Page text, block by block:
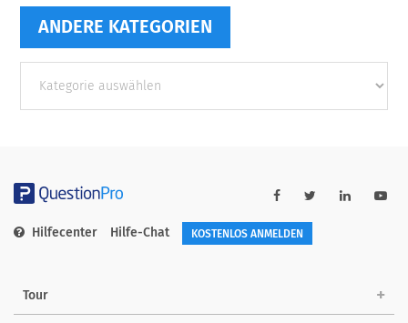
ANDERE KATEGORIEN
Kategorien
Hilfecenter Hilfe-Chat KOSTENLOS ANMELDEN
Tour